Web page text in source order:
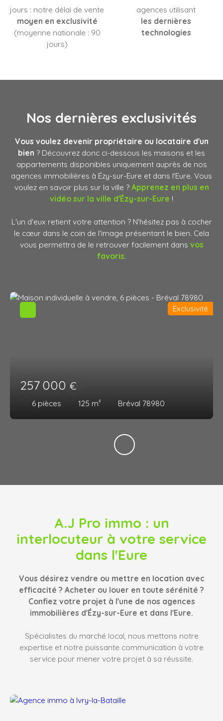
jours : notre délai de vente
moyen en exclusivité
(moyenne nationale : 90
jours)
agences utilisant
les dernières
technologies
Nos dernières exclusivités
Vous voulez devenir propriétaire ou locataire d'un
bien ? Découvrez donc ci-dessous les maisons et les
appartements disponibles uniquement auprès de nos
agences immobilières à Ézy-sur-Eure et dans l'Eure. Vous
voulez en savoir plus sur la ville ? Apprenez en plus en
vidéo sur la ville d'Ézy-sur-Eure !
L'un d'eux retient votre attention ? N'hésitez pas à cocher
le cœur dans le coin de l'image présentant le bien. Cela
vous permettra de le retrouver facilement dans vos
favoris.
257 000 €
6 pièces 125 m² Bréval 78980
Exclusivité
A.J Pro immo : un
interlocuteur à votre service
dans l'Eure
Vous désirez vendre ou mettre en location avec
efficacité ? Acheter ou louer en toute sérénité ?
Confiez votre projet à l'une de nos agences
immobilières d'Ézy-sur-Eure et dans l'Eure.
Spécialistes du marché local, nous mettons notre
expertise et notre puissante communication à votre
service pour mener votre projet à sa réussite.